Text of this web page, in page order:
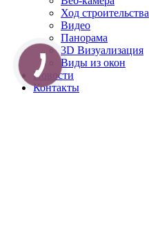
Ход строительства
Видео
Панорама
3D Визуализация
Виды из окон
Новости
Контакты